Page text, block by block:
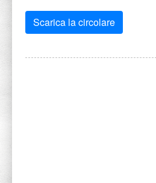
Scarica la circolare